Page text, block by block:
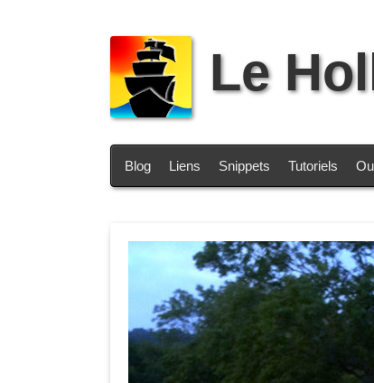
Le
Blog Liens Snippets Tutoriels